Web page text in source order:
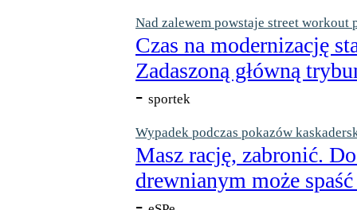
Nad zalewem powstaje street workout
Czas na modernizację
Zadaszoną główną
- sportek
Wypadek podczas pokazów
Masz rację, zabronić.
drewnianym może